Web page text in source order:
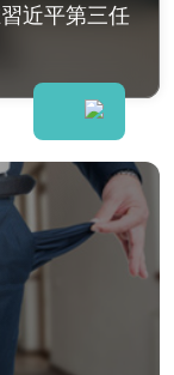
近平第三任